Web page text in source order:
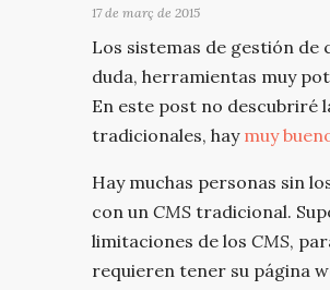
17 de març de 2015
Los sistemas de gestión de
duda, herramientas muy
En este post no descubriré
tradicionales, hay muy
Hay muchas personas sin
con un CMS tradicional.
limitaciones de los CMS,
requieren tener su página